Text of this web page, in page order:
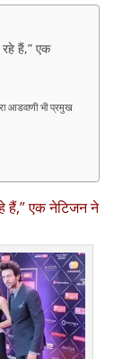
हैं,” एक
आडवाणी भी प्रमुख
हैं,” एक नेटिजन ने